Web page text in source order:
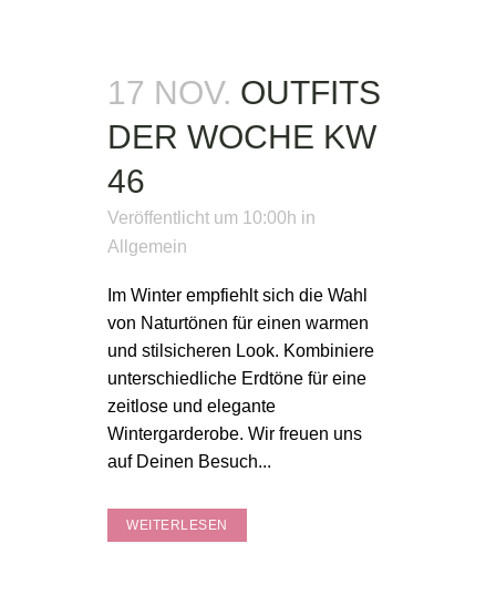
17 NOV. OUTFITS
DER WOCHE KW
46
Veröffentlicht um 10:00h in
Allgemein
Im Winter empfiehlt sich die Wahl
von Naturtönen für einen warmen
und stilsicheren Look. Kombiniere
unterschiedliche Erdtöne für eine
zeitlose und elegante
Wintergarderobe. Wir freuen uns
auf Deinen Besuch...
WEITERLESEN